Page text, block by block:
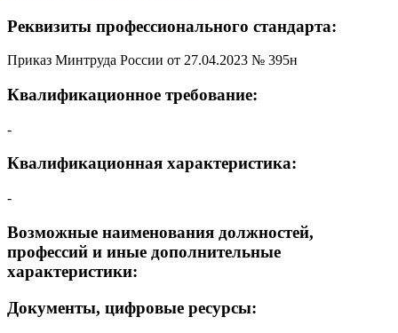
Реквизиты профессионального стандарта:
Приказ Минтруда России от 27.04.2023 № 395н
Квалификационное требование:
-
Квалификационная характеристика:
-
Возможные наименования должностей,
профессий и иные дополнительные
характеристики:
Документы, цифровые ресурсы: